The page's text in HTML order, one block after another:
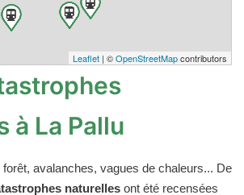
Leaflet | ©OpenStreetMapcontributors
à La Pallu
avalanches, vagues de chaleurs... De
naturelles ont été recensées